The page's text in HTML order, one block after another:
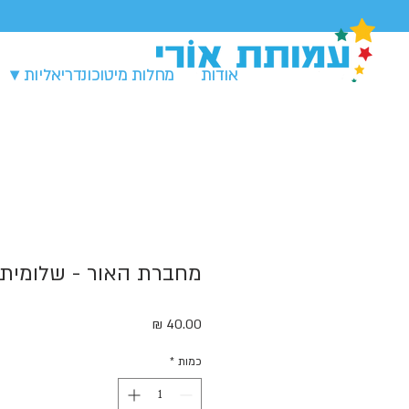
אודות מחלות מיטוכונדריאליות ▾
מחברת האור -
כמות *